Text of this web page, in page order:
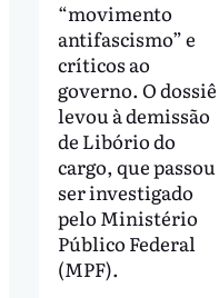
“movimento
antifascismo” e
críticos ao
governo. O dossiê
levou à demissão
de Libório do
cargo, que passou
ser investigado
pelo Ministério
Público Federal
(MPF).